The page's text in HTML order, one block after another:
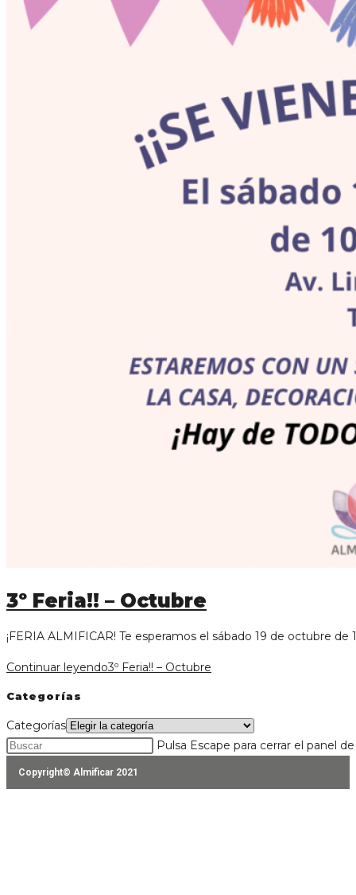
3º Feria!! – Octubre
¡FERIA ALMIFICAR! Te esperamos el sábado 19 de octubre de
Continuar leyendo3º Feria!! – Octubre
Categorías
Categorías
Pulsa Escape para cerrar el panel
Copyright© Almificar 2021